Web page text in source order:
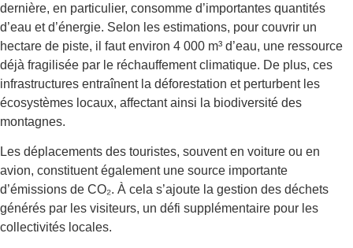
dernière, en particulier, consomme d’importantes quantités
d’eau et d’énergie. Selon les estimations, pour couvrir un
hectare de piste, il faut environ 4 000 m³ d’eau, une ressource
déjà fragilisée par le réchauffement climatique. De plus, ces
infrastructures entraînent la déforestation et perturbent les
écosystèmes locaux, affectant ainsi la biodiversité des
montagnes.
Les déplacements des touristes, souvent en voiture ou en
avion, constituent également une source importante
d’émissions de CO₂. À cela s’ajoute la gestion des déchets
générés par les visiteurs, un défi supplémentaire pour les
collectivités locales.